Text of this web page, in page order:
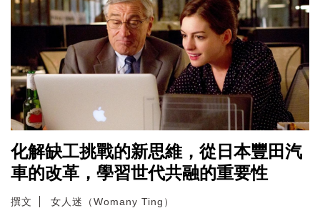
化解缺工挑戰的新思維，從日本豐田汽
車的改革，學習世代共融的重要性
撰文 女人迷（Womany Ting）